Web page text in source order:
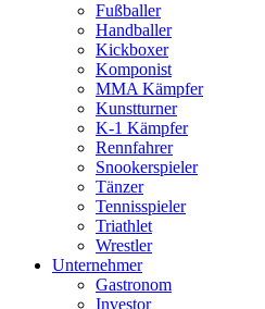
Fußballer
Handballer
Kickboxer
Komponist
MMA Kämpfer
Kunstturner
K-1 Kämpfer
Rennfahrer
Snookerspieler
Tänzer
Tennisspieler
Triathlet
Wrestler
Unternehmer
Gastronom
Investor